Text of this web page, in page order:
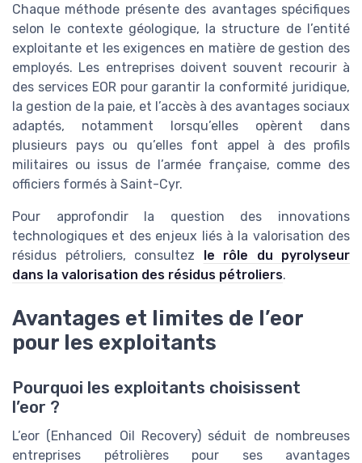
Chaque méthode présente des avantages spécifiques
selon le contexte géologique, la structure de l’entité
exploitante et les exigences en matière de gestion des
employés. Les entreprises doivent souvent recourir à
des services EOR pour garantir la conformité juridique,
la gestion de la paie, et l’accès à des avantages sociaux
adaptés, notamment lorsqu’elles opèrent dans
plusieurs pays ou qu’elles font appel à des profils
militaires ou issus de l’armée française, comme des
officiers formés à Saint-Cyr.
Pour approfondir la question des innovations
technologiques et des enjeux liés à la valorisation des
résidus pétroliers, consultez le rôle du pyrolyseur
dans la valorisation des résidus pétroliers.
Avantages et limites de l’eor
pour les exploitants
Pourquoi les exploitants choisissent
l’eor ?
L’eor (Enhanced Oil Recovery) séduit de nombreuses
entreprises pétrolières pour ses avantages